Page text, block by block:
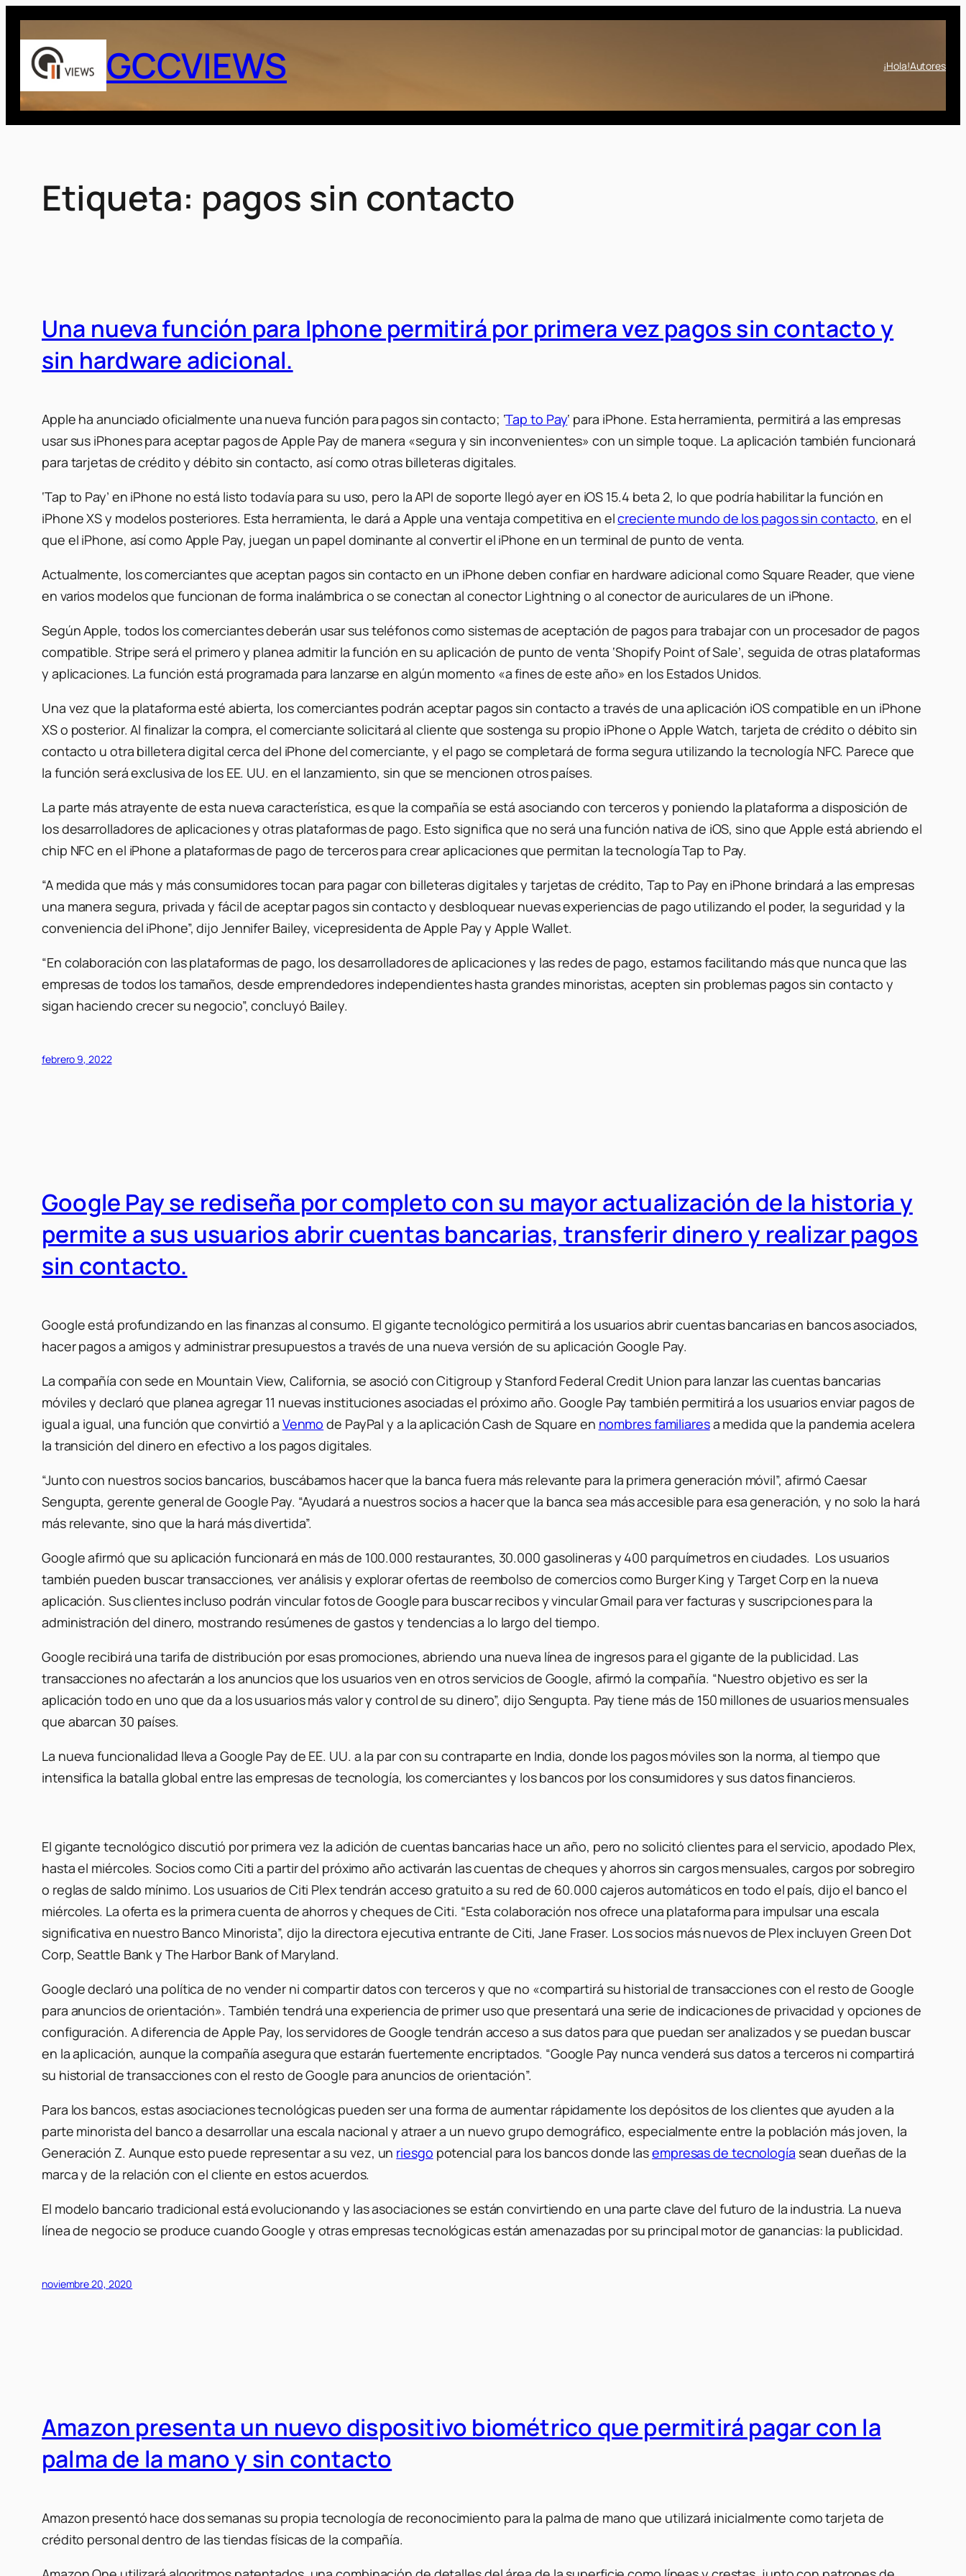
Saltar
contenido
GCCVIEWS ¡Hola!Autores
Etiqueta: pagos sin contacto
Una nueva función para Iphone permitirá por primera vez pagos sin contacto y
sin hardware adicional.
Apple ha anunciado oficialmente una nueva función para pagos sin contacto; ‘Tap to Pay‘ para iPhone. Esta herramienta, permitirá a las empresas
usar sus iPhones para aceptar pagos de Apple Pay de manera «segura y sin inconvenientes» con un simple toque. La aplicación también funcionará
para tarjetas de crédito y débito sin contacto, así como otras billeteras digitales.
‘Tap to Pay’ en iPhone no está listo todavía para su uso, pero la API de soporte llegó ayer en iOS 15.4 beta 2, lo que podría habilitar la función en
iPhone XS y modelos posteriores. Esta herramienta, le dará a Apple una ventaja competitiva en elcreciente mundo de los pagos sin contacto, en el
que el iPhone, así como Apple Pay, juegan un papel dominante al convertir el iPhone en un terminal de punto de venta.
Actualmente, los comerciantes que aceptan pagos sin contacto en un iPhone deben confiar en hardware adicional como Square Reader, que viene
en varios modelos que funcionan de forma inalámbrica o se conectan al conector Lightning o al conector de auriculares de un iPhone.
Según Apple, todos los comerciantes deberán usar sus teléfonos como sistemas de aceptación de pagos para trabajar con un procesador de pagos
compatible. Stripe será el primero y planea admitir la función en su aplicación de punto de venta ‘Shopify Point of Sale’, seguida de otras plataformas
y aplicaciones. La función está programada para lanzarse en algún momento «a fines de este año» en los Estados Unidos.
Una vez que la plataforma esté abierta, los comerciantes podrán aceptar pagos sin contacto a través de una aplicación iOS compatible en un iPhone
XS o posterior. Al finalizar la compra, el comerciante solicitará al cliente que sostenga su propio iPhone o Apple Watch, tarjeta de crédito o débito sin
contacto u otra billetera digital cerca del iPhone del comerciante, y el pago se completará de forma segura utilizando la tecnología NFC. Parece que
la función será exclusiva de los EE. UU. en el lanzamiento, sin que se mencionen otros países.
La parte más atrayente de esta nueva característica, es que la compañía se está asociando con terceros y poniendo la plataforma a disposición de
los desarrolladores de aplicaciones y otras plataformas de pago. Esto significa que no será una función nativa de iOS, sino que Apple está abriendo el
chip NFC en el iPhone a plataformas de pago de terceros para crear aplicaciones que permitan la tecnología Tap to Pay.
“A medida que más y más consumidores tocan para pagar con billeteras digitales y tarjetas de crédito, Tap to Pay en iPhone brindará a las empresas
una manera segura, privada y fácil de aceptar pagos sin contacto y desbloquear nuevas experiencias de pago utilizando el poder, la seguridad y la
conveniencia del iPhone”, dijo Jennifer Bailey, vicepresidenta de Apple Pay y Apple Wallet.
“En colaboración con las plataformas de pago, los desarrolladores de aplicaciones y las redes de pago, estamos facilitando más que nunca que las
empresas de todos los tamaños, desde emprendedores independientes hasta grandes minoristas, acepten sin problemas pagos sin contacto y
sigan haciendo crecer su negocio”, concluyó Bailey.
febrero 9, 2022
Google Pay se rediseña por completo con su mayor actualización de la historia y
permite a sus usuarios abrir cuentas bancarias, transferir dinero y realizar pagos
sin contacto.
Google está profundizando en las finanzas al consumo. El gigante tecnológico permitirá a los usuarios abrir cuentas bancarias en bancos asociados,
hacer pagos a amigos y administrar presupuestos a través de una nueva versión de su aplicación Google Pay.
La compañía con sede en Mountain View, California, se asoció con Citigroup y Stanford Federal Credit Union para lanzar las cuentas bancarias
móviles y declaró que planea agregar 11 nuevas instituciones asociadas el próximo año. Google Pay también permitirá a los usuarios enviar pagos de
igual a igual, una función que convirtió a Venmo de PayPal y a la aplicación Cash de Square en nombres familiaresa medida que la pandemia acelera
la transición del dinero en efectivo a los pagos digitales.
“Junto con nuestros socios bancarios, buscábamos hacer que la banca fuera más relevante para la primera generación móvil”, afirmó Caesar
Sengupta, gerente general de Google Pay. “Ayudará a nuestros socios a hacer que la banca sea más accesible para esa generación, y no solo la hará
más relevante, sino que la hará más divertida”.
Google afirmó que su aplicación funcionará en más de 100.000 restaurantes, 30.000 gasolineras y 400 parquímetros en ciudades. Los usuarios
también pueden buscar transacciones, ver análisis y explorar ofertas de reembolso de comercios como Burger King y Target Corp en la nueva
aplicación. Sus clientes incluso podrán vincular fotos de Google para buscar recibos y vincular Gmail para ver facturas y suscripciones para la
administración del dinero, mostrando resúmenes de gastos y tendencias a lo largo del tiempo.
Google recibirá una tarifa de distribución por esas promociones, abriendo una nueva línea de ingresos para el gigante de la publicidad. Las
transacciones no afectarán a los anuncios que los usuarios ven en otros servicios de Google, afirmó la compañía. “Nuestro objetivo es ser la
aplicación todo en uno que da a los usuarios más valor y control de su dinero”, dijo Sengupta. Pay tiene más de 150 millones de usuarios mensuales
que abarcan 30 países.
La nueva funcionalidad lleva a Google Pay de EE. UU. a la par con su contraparte en India, donde los pagos móviles son la norma, al tiempo que
intensifica la batalla global entre las empresas de tecnología, los comerciantes y los bancos por los consumidores y sus datos financieros.
El gigante tecnológico discutió por primera vez la adición de cuentas bancarias hace un año, pero no solicitó clientes para el servicio, apodado Plex,
hasta el miércoles. Socios como Citi a partir del próximo año activarán las cuentas de cheques y ahorros sin cargos mensuales, cargos por sobregiro
o reglas de saldo mínimo. Los usuarios de Citi Plex tendrán acceso gratuito a su red de 60.000 cajeros automáticos en todo el país, dijo el banco el
miércoles. La oferta es la primera cuenta de ahorros y cheques de Citi. “Esta colaboración nos ofrece una plataforma para impulsar una escala
significativa en nuestro Banco Minorista”, dijo la directora ejecutiva entrante de Citi, Jane Fraser. Los socios más nuevos de Plex incluyen Green Dot
Corp, Seattle Bank y The Harbor Bank of Maryland.
Google declaró una política de no vender ni compartir datos con terceros y que no «compartirá su historial de transacciones con el resto de Google
para anuncios de orientación». También tendrá una experiencia de primer uso que presentará una serie de indicaciones de privacidad y opciones de
configuración. A diferencia de Apple Pay, los servidores de Google tendrán acceso a sus datos para que puedan ser analizados y se puedan buscar
en la aplicación, aunque la compañía asegura que estarán fuertemente encriptados. “Google Pay nunca venderá sus datos a terceros ni compartirá
su historial de transacciones con el resto de Google para anuncios de orientación”.
Para los bancos, estas asociaciones tecnológicas pueden ser una forma de aumentar rápidamente los depósitos de los clientes que ayuden a la
parte minorista del banco a desarrollar una escala nacional y atraer a un nuevo grupo demográfico, especialmente entre la población más joven, la
Generación Z. Aunque esto puede representar a su vez, un riesgo potencial para los bancos donde lasempresas de tecnología sean dueñas de la
marca y de la relación con el cliente en estos acuerdos.
El modelo bancario tradicional está evolucionando y las asociaciones se están convirtiendo en una parte clave del futuro de la industria. La nueva
línea de negocio se produce cuando Google y otras empresas tecnológicas están amenazadas por su principal motor de ganancias: la publicidad.
noviembre 20, 2020
Amazon presenta un nuevo dispositivo biométrico que permitirá pagar con la
palma de la mano y sin contacto
Amazon presentó hace dos semanas su propia tecnología de reconocimiento para la palma de mano que utilizará inicialmente como tarjeta de
crédito personal dentro de las tiendas físicas de la compañía.